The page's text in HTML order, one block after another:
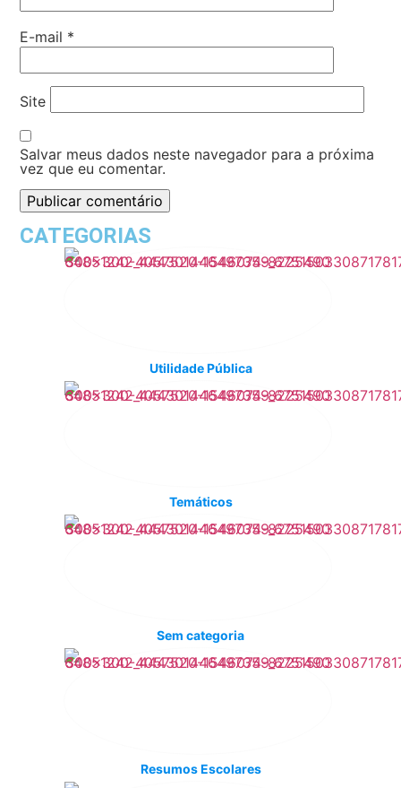
E-mail *
Site
Salvar meus dados neste navegador para a próxima
vez que eu comentar.
CATEGORIAS
Utilidade Pública
Temáticos
Sem categoria
Resumos Escolares